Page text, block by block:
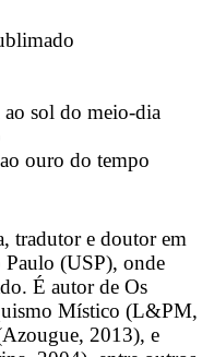
sol do meio-dia
ouro do tempo
tradutor e doutor em
Paulo (USP), onde
É autor de Os
Místico (L&PM,
2013), e